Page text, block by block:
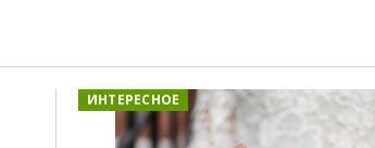
ИНТЕРЕСНОЕ